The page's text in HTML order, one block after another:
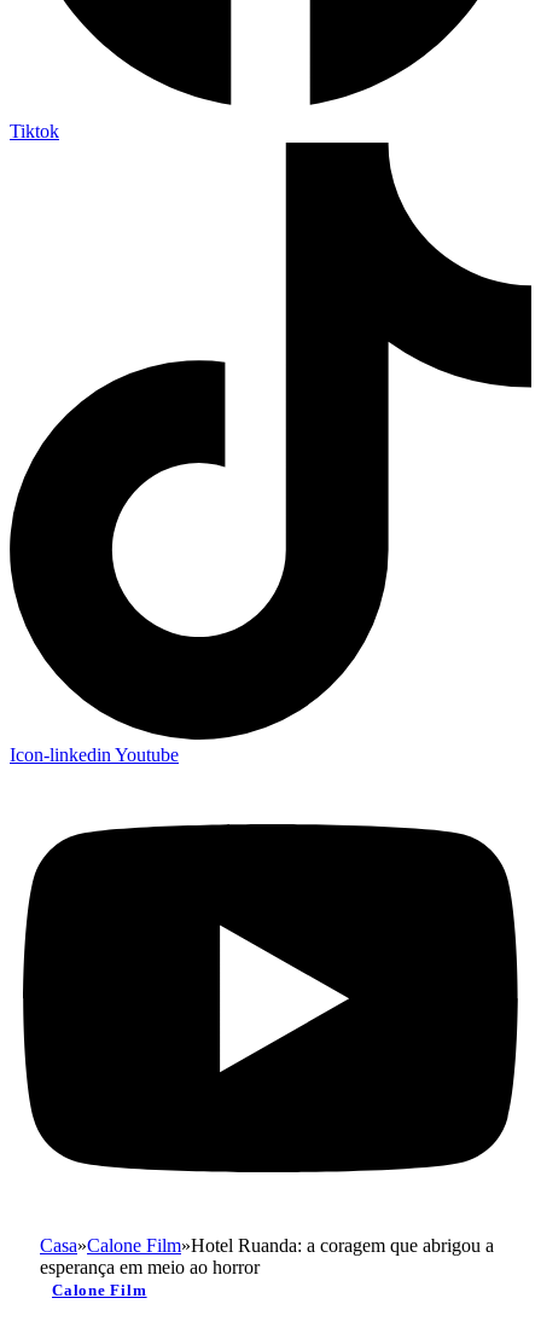
Tiktok
Icon-linkedin Youtube
Casa»Calone Film»Hotel Ruanda: a coragem que abrigou a
esperança em meio ao horror
Calone Film